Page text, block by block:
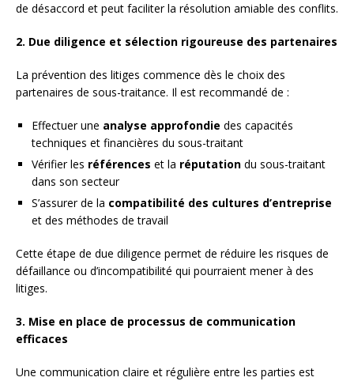
de désaccord et peut faciliter la résolution amiable des conflits.
2. Due diligence et sélection rigoureuse des partenaires
La prévention des litiges commence dès le choix des
partenaires de sous-traitance. Il est recommandé de :
Effectuer une analyse approfondie des capacités
techniques et financières du sous-traitant
Vérifier les références et la réputation du sous-traitant
dans son secteur
S’assurer de la compatibilité des cultures d’entreprise
et des méthodes de travail
Cette étape de due diligence permet de réduire les risques de
défaillance ou d’incompatibilité qui pourraient mener à des
litiges.
3. Mise en place de processus de communication
efficaces
Une communication claire et régulière entre les parties est